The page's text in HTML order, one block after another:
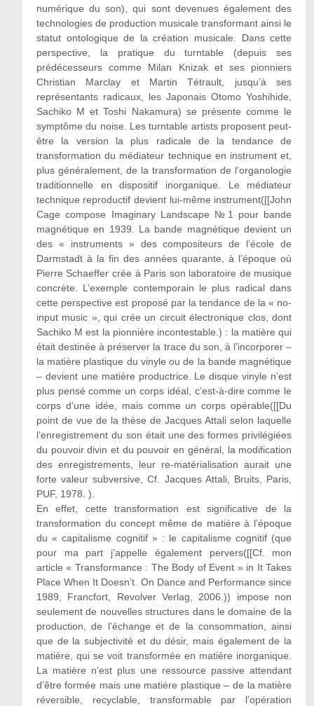
numérique du son), qui sont devenues également des
technologies de production musicale transformant ainsi le
statut ontologique de la création musicale. Dans cette
perspective, la pratique du turntable (depuis ses
prédécesseurs comme Milan Knizak et ses pionniers
Christian Marclay et Martin Tétrault, jusqu’à ses
représentants radicaux, les Japonais Otomo Yoshihide,
Sachiko M et Toshi Nakamura) se présente comme le
symptôme du noise. Les turntable artists proposent peut-
être la version la plus radicale de la tendance de
transformation du médiateur technique en instrument et,
plus généralement, de la transformation de l’organologie
traditionnelle en dispositif inorganique. Le médiateur
technique reproductif devient lui-même instrument([[John
Cage compose Imaginary Landscape №1 pour bande
magnétique en 1939. La bande magnétique devient un
des « instruments » des compositeurs de l’école de
Darmstadt à la fin des années quarante, à l’époque où
Pierre Schaeffer crée à Paris son laboratoire de musique
concrète. L’exemple contemporain le plus radical dans
cette perspective est proposé par la tendance de la « no-
input music », qui crée un circuit électronique clos, dont
Sachiko M est la pionnière incontestable.) : la matière qui
était destinée à préserver la trace du son, à l’incorporer –
la matière plastique du vinyle ou de la bande magnétique
– devient une matière productrice. Le disque vinyle n’est
plus pensé comme un corps idéal, c’est-à-dire comme le
corps d’une idée, mais comme un corps opérable([[Du
point de vue de la thèse de Jacques Attali selon laquelle
l’enregistrement du son était une des formes privilégiées
du pouvoir divin et du pouvoir en général, la modification
des enregistrements, leur re-matérialisation aurait une
forte valeur subversive, Cf. Jacques Attali, Bruits, Paris,
PUF, 1978. ).
En effet, cette transformation est significative de la
transformation du concept même de matière à l’époque
du « capitalisme cognitif » : le capitalisme cognitif (que
pour ma part j’appelle également pervers([[Cf. mon
article « Transformance : The Body of Event » in It Takes
Place When It Doesn’t. On Dance and Performance since
1989, Francfort, Revolver Verlag, 2006.)) impose non
seulement de nouvelles structures dans le domaine de la
production, de l’échange et de la consommation, ainsi
que de la subjectivité et du désir, mais également de la
matière, qui se voit transformée en matière inorganique.
La matière n’est plus une ressource passive attendant
d’être formée mais une matière plastique – de la matière
réversible, recyclable, transformable par l’opération